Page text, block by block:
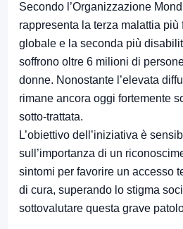
Secondo l’Organizzazione
rappresenta la terza malattia
globale e la seconda più
soffrono oltre 6 milioni di
donne. Nonostante l’elevata
rimane ancora oggi fortemente
sotto-trattata.
L’obiettivo dell’iniziativa è
sull’importanza di un
sintomi per favorire un accesso
di cura, superando lo stigma
sottovalutare questa grave